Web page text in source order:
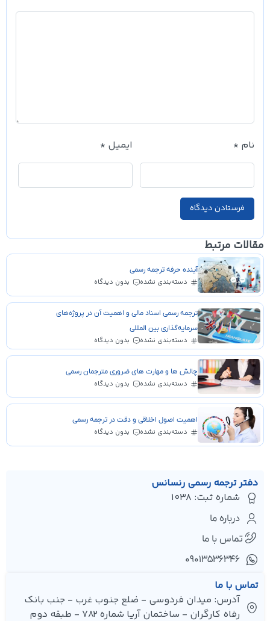
نام * ایمیل *
مقالات مرتبط
آینده حرفه ترجمه رسمی
دسته‌بندی نشده بدون دیدگاه
ترجمه رسمی اسناد مالی و اهمیت آن در پروژه‌های
سرمایه‌گذاری بین المللی
دسته‌بندی نشده بدون دیدگاه
چالش ها و مهارت های ضروری مترجمان رسمی
دسته‌بندی نشده بدون دیدگاه
اهمیت اصول اخلاقی و دقت در ترجمه رسمی
دسته‌بندی نشده بدون دیدگاه
دفتر ترجمه رسمی رنسانس
شماره ثبت: 1038
درباره ما
تماس با ما
۰۹۰۱۳۵۳۶۳۴۶
تماس با ما
آدرس: میدان فردوسی - ضلع جنوب غرب - جنب بانک
رفاه کارگران - ساختمان آریا شماره 782 - طبقه دوم